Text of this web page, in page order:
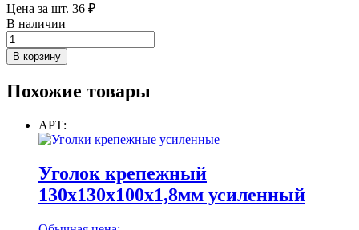
Цена за шт. 36 ₽
В наличии
Количество
товара
Уголок
50х50х50х2
В корзину
Похожие товары
АРТ:
Уголок крепежный
130х130х100х1,8мм усиленный